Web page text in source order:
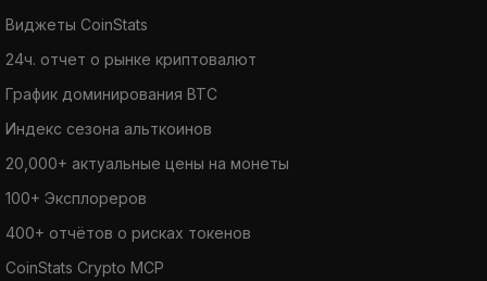
Виджеты CoinStats
24ч. отчет о рынке криптовалют
График доминирования BTC
Индекс сезона альткоинов
20,000+ актуальные цены на монеты
100+ Эксплореров
400+ отчётов о рисках токенов
CoinStats Crypto MCP